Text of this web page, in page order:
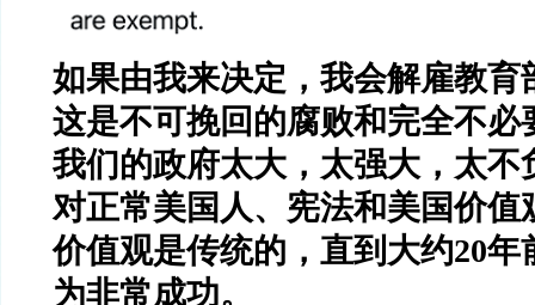
如果由我来决定，我会解雇教育
这是不可挽回的腐败和完全不必
我们的政府太大，太强大，太不
对正常美国人、宪法和美国价值
价值观是传统的，直到大约20年
为非常成功。